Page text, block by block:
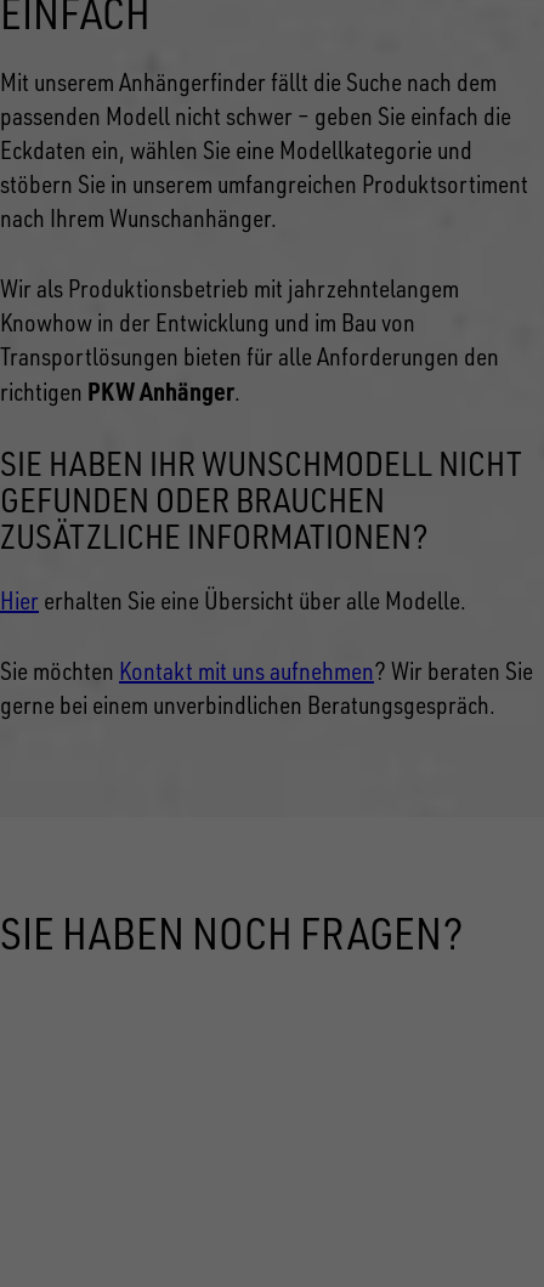
EINFACH
Mit unserem Anhängerfinder fällt die Suche nach dem
passenden Modell nicht schwer – geben Sie einfach die
Eckdaten ein, wählen Sie eine Modellkategorie und
stöbern Sie in unserem umfangreichen Produktsortiment
nach Ihrem Wunschanhänger.
Wir als Produktionsbetrieb mit jahrzehntelangem
Knowhow in der Entwicklung und im Bau von
Transportlösungen bieten für alle Anforderungen den
richtigen PKW Anhänger.
SIE HABEN IHR WUNSCHMODELL NICHT
GEFUNDEN ODER BRAUCHEN
ZUSÄTZLICHE INFORMATIONEN?
Hier erhalten Sie eine Übersicht über alle Modelle.
Sie möchten Kontakt mit uns aufnehmen? Wir beraten Sie
gerne bei einem unverbindlichen Beratungsgespräch.
SIE HABEN NOCH FRAGEN?